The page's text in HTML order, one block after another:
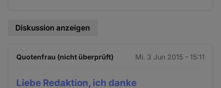
Diskussion anzeigen
Quotenfrau (nicht überprüft) Mi. 3 Jun 2015 - 15:11
Liebe Redaktion, ich danke